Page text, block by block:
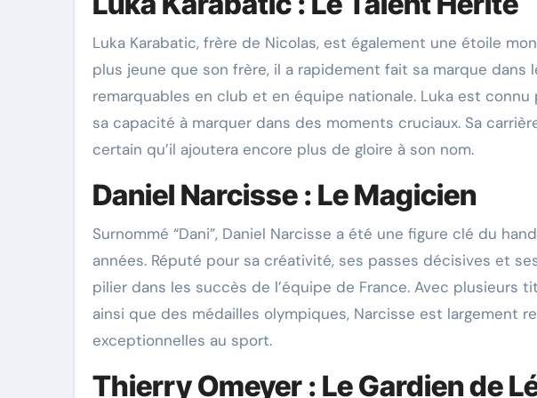
Luka Karabatic, frère de Nicolas, est également une étoile
plus jeune que son frère, il a rapidement fait sa marque
remarquables en club et en équipe nationale. Luka est
sa capacité à marquer dans des moments cruciaux. Sa
certain qu’il ajoutera encore plus de gloire à son nom.
Daniel Narcisse : Le Magicien
Surnommé “Dani”, Daniel Narcisse a été une figure clé du
années. Réputé pour sa créativité, ses passes décisives et
pilier dans les succès de l’équipe de France. Avec plusieurs
ainsi que des médailles olympiques, Narcisse est largement
exceptionnelles au sport.
Thierry Omeyer : Le Gardien de